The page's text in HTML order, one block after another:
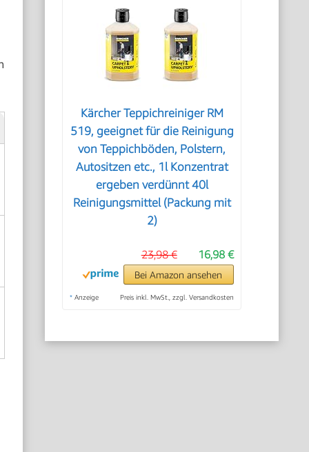
Kärcher Teppichreiniger RM
519, geeignet für die Reinigung
von Teppichböden, Polstern,
Autositzen etc., 1l Konzentrat
ergeben verdünnt 40l
Reinigungsmittel (Packung mit
2)
16,98 €
23,98 €
Bei Amazon ansehen
* Anzeige Preis inkl. MwSt., zzgl. Versandkosten